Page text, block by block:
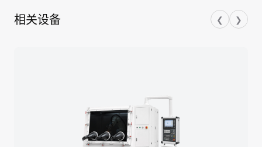
相关设备 ❮ ❯